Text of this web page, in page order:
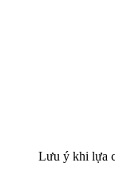
Lưu ý khi lựa